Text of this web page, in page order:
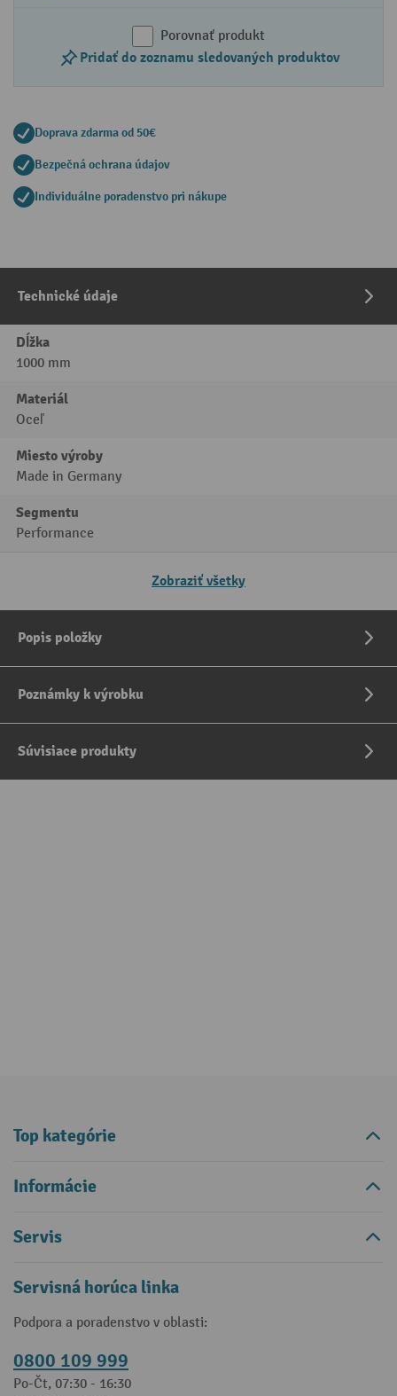
Porovnať produkt
Pridať do zoznamu sledovaných produktov
Doprava zdarma od 50€
Bezpečná ochrana údajov
Individuálne poradenstvo pri nákupe
Technické údaje
Dĺžka
1000 mm
Materiál
Oceľ
Miesto výroby
Made in Germany
Segmentu
Performance
Zobraziť všetky
Popis položky
Poznámky k výrobku
Súvisiace produkty
Top kategórie
Informácie
Servis
Servisná horúca linka
Podpora a poradenstvo v oblasti:
0800 109 999
Po-Čt, 07:30 - 16:30